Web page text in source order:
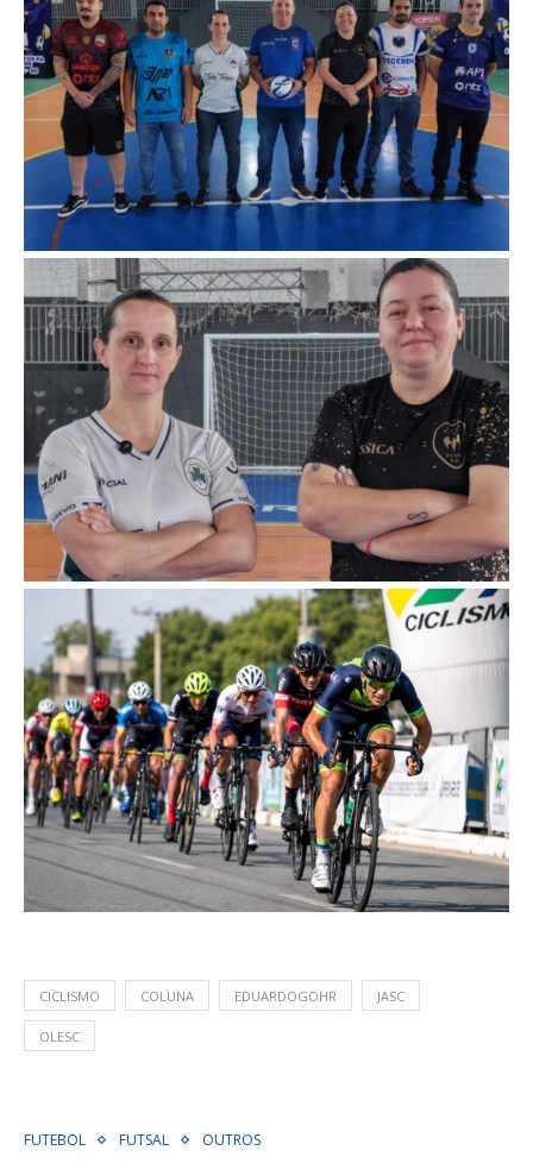
CICLISMO COLUNA EDUARDOGOHR JASC
OLESC
FUTEBOL FUTSAL OUTROS